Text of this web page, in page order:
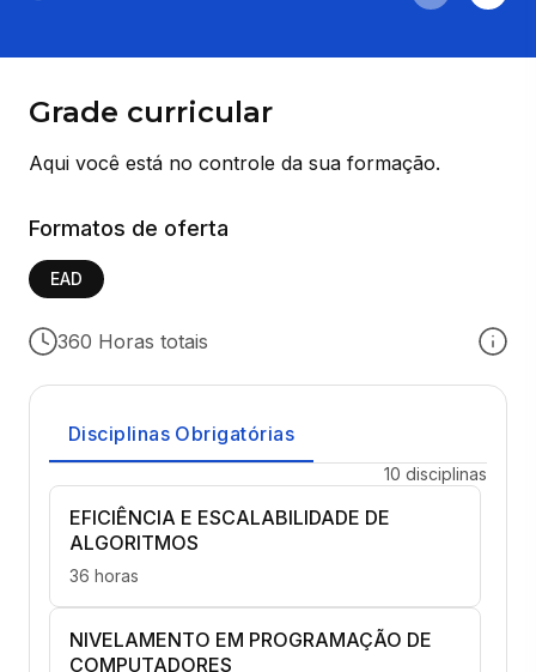
Grade curricular
Aqui você está no controle da sua formação.
Formatos de oferta
EAD
360 Horas totais
Disciplinas Obrigatórias
10 disciplinas
EFICIÊNCIA E ESCALABILIDADE DE
ALGORITMOS
36 horas
NIVELAMENTO EM PROGRAMAÇÃO DE
COMPUTADORES